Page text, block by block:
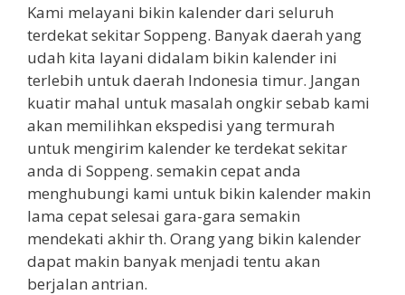
Kami melayani bikin kalender dari seluruh
terdekat sekitar Soppeng. Banyak daerah yang
udah kita layani didalam bikin kalender ini
terlebih untuk daerah Indonesia timur. Jangan
kuatir mahal untuk masalah ongkir sebab kami
akan memilihkan ekspedisi yang termurah
untuk mengirim kalender ke terdekat sekitar
anda di Soppeng. semakin cepat anda
menghubungi kami untuk bikin kalender makin
lama cepat selesai gara-gara semakin
mendekati akhir th. Orang yang bikin kalender
dapat makin banyak menjadi tentu akan
berjalan antrian.